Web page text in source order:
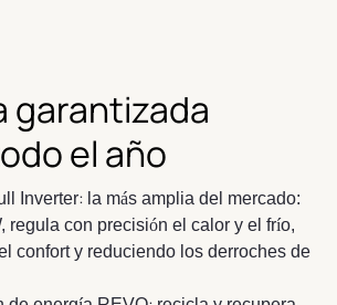
garantizada
el año
Inverter: la más amplia del mercado:
regula con precisión el calor y el frío,
confort y reduciendo los derroches de